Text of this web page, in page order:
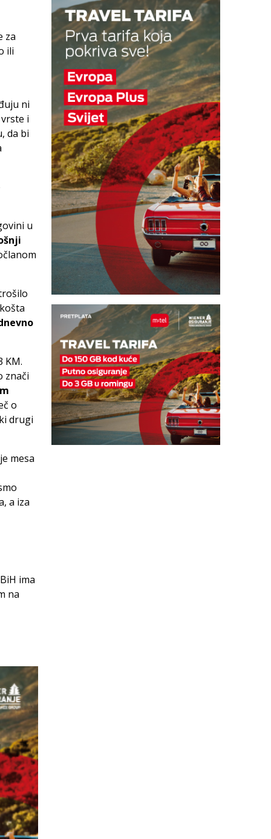
za
ili
ni
i
da bi
u
KM.
znači
o
drugi
mesa
a iza
ima
na